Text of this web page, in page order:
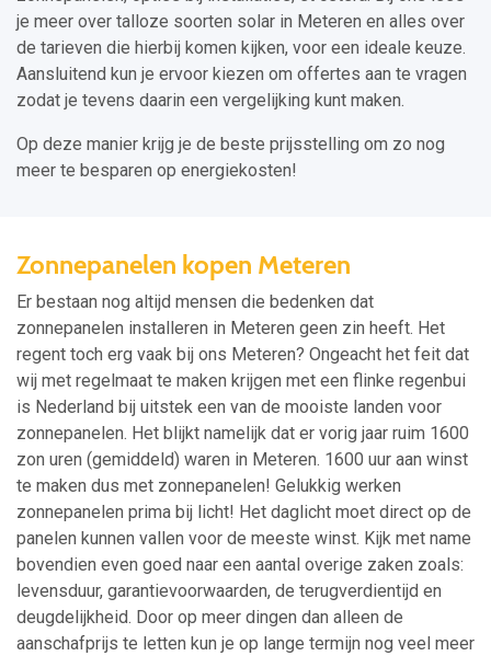
je meer over talloze soorten solar in Meteren en alles over
de tarieven die hierbij komen kijken, voor een ideale keuze.
Aansluitend kun je ervoor kiezen om offertes aan te vragen
zodat je tevens daarin een vergelijking kunt maken.
Op deze manier krijg je de beste prijsstelling om zo nog
meer te besparen op energiekosten!
Zonnepanelen kopen Meteren
Er bestaan nog altijd mensen die bedenken dat
zonnepanelen installeren in Meteren geen zin heeft. Het
regent toch erg vaak bij ons Meteren? Ongeacht het feit dat
wij met regelmaat te maken krijgen met een flinke regenbui
is Nederland bij uitstek een van de mooiste landen voor
zonnepanelen. Het blijkt namelijk dat er vorig jaar ruim 1600
zon uren (gemiddeld) waren in Meteren. 1600 uur aan winst
te maken dus met zonnepanelen! Gelukkig werken
zonnepanelen prima bij licht! Het daglicht moet direct op de
panelen kunnen vallen voor de meeste winst. Kijk met name
bovendien even goed naar een aantal overige zaken zoals:
levensduur, garantievoorwaarden, de terugverdientijd en
deugdelijkheid. Door op meer dingen dan alleen de
aanschafprijs te letten kun je op lange termijn nog veel meer